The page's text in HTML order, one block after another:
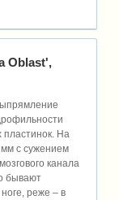
Oblast',
пластинок. На
с сужением
канала
бывают
реже – в